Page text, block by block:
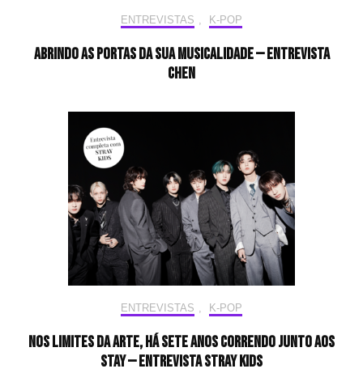
ENTREVISTAS , K-POP
Abrindo as portas da sua musicalidade — Entrevista
CHEN
ENTREVISTAS , K-POP
Nos limites da arte, há sete anos correndo junto aos
STAY — Entrevista Stray Kids